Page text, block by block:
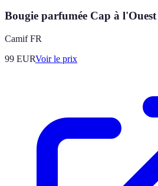
Bougie parfumée Cap à l'Ouest
Camif FR
99 EURVoir le prix